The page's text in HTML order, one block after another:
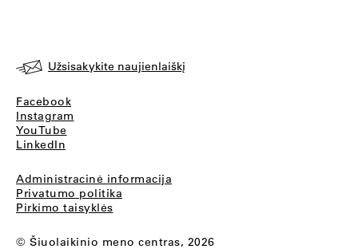
Užsisakykite naujienlaiškį
Facebook
Instagram
YouTube
LinkedIn
Administracinė informacija
Privatumo politika
Pirkimo taisyklės
© Šiuolaikinio meno centras, 2026